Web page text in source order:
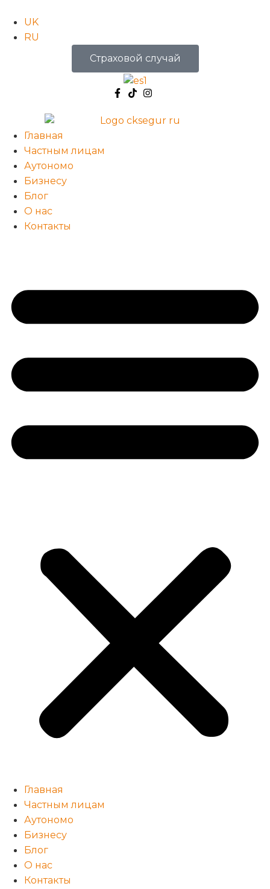
UK
RU
Страховой случай
Главная
Частным лицам
Аутономо
Бизнесу
Блог
О нас
Контакты
Главная
Частным лицам
Аутономо
Бизнесу
Блог
О нас
Контакты